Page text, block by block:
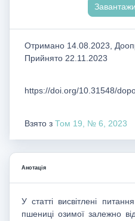
Отримано 14.08.2023,
Прийнято 22.11.2023
https://doi.org/10.31548/
Взято з Том 19, № 6, 2023
Анотація
У статті висвітлені
пшениці озимої залежно